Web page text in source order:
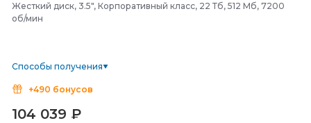
Жесткий диск, 3.5", Корпоративный класс, 22 Тб, 512 Мб, 7200
об/мин
Способы получения
+490 бонусов
104 039 ₽